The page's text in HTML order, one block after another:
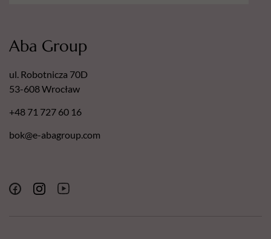
Aba Group
ul. Robotnicza 70D
53-608 Wrocław
+48 71 727 60 16
bok@e-abagroup.com